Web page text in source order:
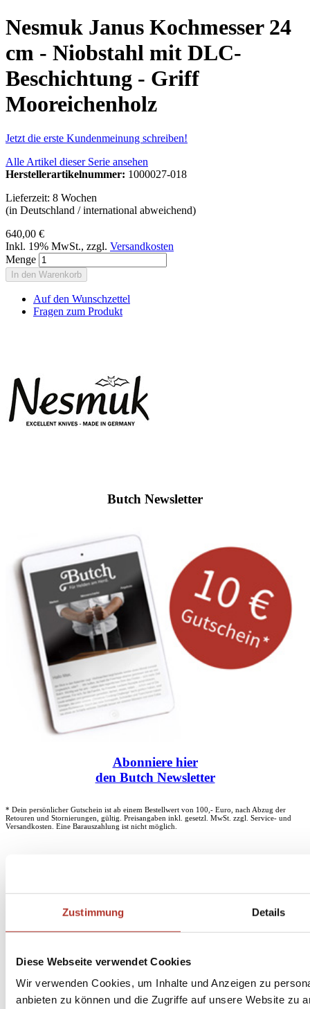
Zustimmung Details
Diese Webseite verwendet Cookies
Wir verwenden Cookies, um Inhalte und Anzeigen zu
anbieten zu können und die Zugriffe auf unsere Website zu
Nesmuk Janus Kochmesser 24
cm - Niobstahl mit DLC-
Beschichtung - Griff
Mooreichenholz
Jetzt die erste Kundenmeinung schreiben!
Alle Artikel dieser Serie ansehen
Herstellerartikelnummer: 1000027-018
Lieferzeit: 8 Wochen
(in Deutschland / international abweichend)
640,00 €
Inkl. 19% MwSt., zzgl. Versandkosten
Menge
In den Warenkorb
Auf den Wunschzettel
Fragen zum Produkt
Butch Newsletter
Abonniere hier
den Butch Newsletter
* Dein persönlicher Gutschein ist ab einem Bestellwert von 100,- Euro, nach Abzug der
Retouren und Stornierungen, gültig. Preisangaben inkl. gesetzl. MwSt. zzgl. Service- und
Versandkosten. Eine Barauszahlung ist nicht möglich.